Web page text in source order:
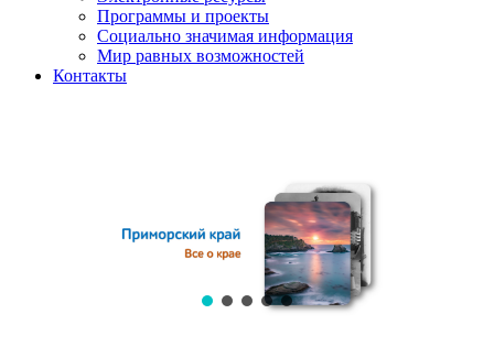
Программы и проекты
Социально значимая информация
Мир равных возможностей
Контакты